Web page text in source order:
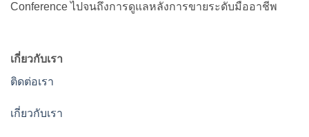
Conference ไปจนถึงการดูแลหลังการขายระดับมืออาชีพ
เกี่ยวกับเรา
ติดต่อเรา
เกี่ยวกับเรา